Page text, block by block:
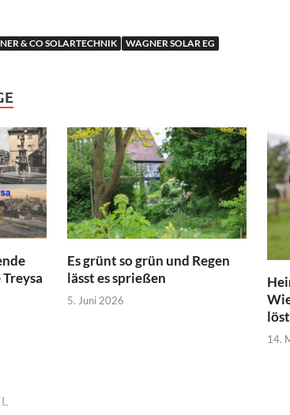
& CO SOLARTECHNIK WAGNER SOLAR EG
Es grünt so grün und Regen
lässt es sprießen
5. Juni 2026
löst
14.